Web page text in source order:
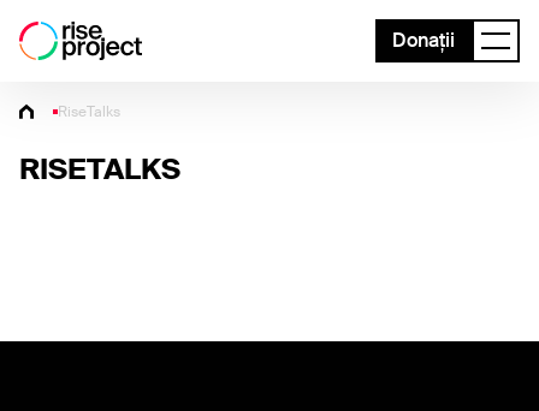
Donații
RiseTalks
RISETALKS